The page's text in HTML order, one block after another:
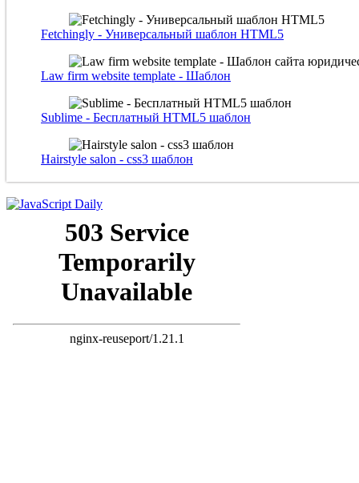
Fetchingly - Универсальный шаблон HTML5
Law firm website template - Шаблон
Sublime - Бесплатный HTML5 шаблон
Hairstyle salon - css3 шаблон